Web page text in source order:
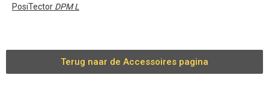
PosiTector DPM L
Terug naar de Accessoires pagina